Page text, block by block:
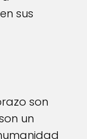
sus
son
un